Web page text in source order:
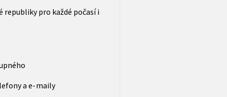
republiky pro každé počasí i
a e- maily